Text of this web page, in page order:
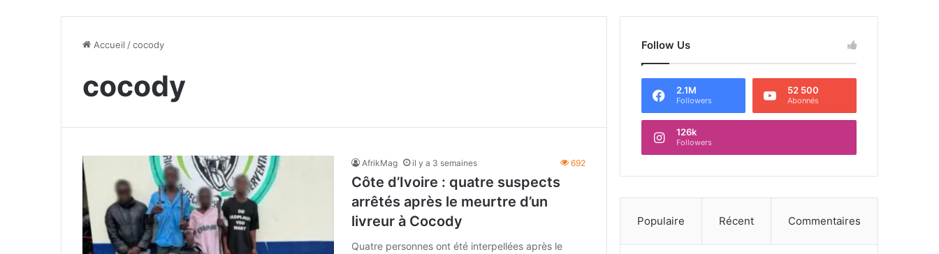
Accueil /cocody
cocody
AfrikMag il y a 3 semaines 692
Côte d’Ivoire : quatre suspects
arrêtés après le meurtre d’un
livreur à Cocody
Quatre personnes ont été interpellées après le
Follow Us
2.1M
Followers
52 500
Abonnés
126k
Followers
Populaire Récent Commentaires